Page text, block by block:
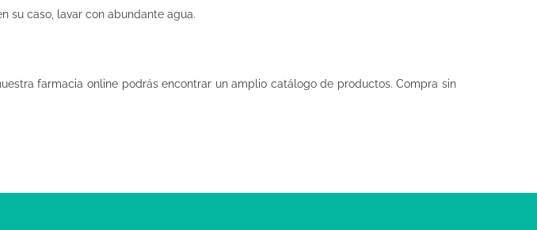
su caso, lavar con abundante agua.
farmacia onlinepodrás encontrar un amplio catálogo de productos. Compra sin